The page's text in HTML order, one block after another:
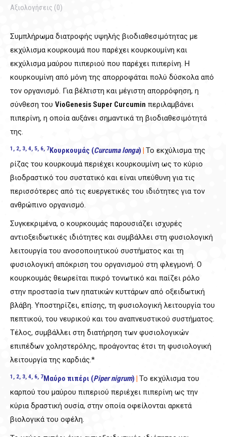
Αξιολογήσεις (0)
Συμπλήρωμα διατροφής υψηλής βιοδιαθεσιμότητας με
εκχύλισμα κουρκουμά που παρέχει κουρκουμίνη και
εκχύλισμα μαύρου πιπεριού που παρέχει πιπερίνη. Η
κουρκουμίνη από μόνη της απορροφάται πολύ δύσκολα από
τον οργανισμό. Για βέλτιστη και μέγιστη απορρόφηση, η
σύνθεση του VioGenesis Super Curcumin περιλαμβάνει
πιπερίνη, η οποία αυξάνει σημαντικά τη βιοδιαθεσιμότητά
της.
1, 2, 3, 4, 5, 6, 7Κουρκουμάς (Curcuma longa) | Το εκχύλισμα της
ρίζας του κουρκουμά περιέχει κουρκουμίνη ως το κύριο
βιοδραστικό του συστατικό και είναι υπεύθυνη για τις
περισσότερες από τις ευεργετικές του ιδιότητες για τον
ανθρώπινο οργανισμό.
Συγκεκριμένα, ο κουρκουμάς παρουσιάζει ισχυρές
αντιοξειδωτικές ιδιότητες και συμβάλλει στη φυσιολογική
λειτουργία του ανοσοποιητικού συστήματος και τη
φυσιολογική απόκριση του οργανισμού στη φλεγμονή. Ο
κουρκουμάς θεωρείται πικρό τονωτικό και παίζει ρόλο
στην προστασία των ηπατικών κυττάρων από οξειδωτική
βλάβη. Υποστηρίζει, επίσης, τη φυσιολογική λειτουργία του
πεπτικού, του νευρικού και του αναπνευστικού συστήματος.
Τέλος, συμβάλλει στη διατήρηση των φυσιολογικών
επιπέδων χοληστερόλης, προάγοντας έτσι τη φυσιολογική
λειτουργία της καρδιάς.*
1, 2, 3, 4, 6, 7Μαύρο πιπέρι (Pipernigrum) | Το εκχύλισμα του
καρπού του μαύρου πιπεριού περιέχει πιπερίνη ως την
κύρια δραστική ουσία, στην οποία οφείλονται αρκετά
βιολογικά του οφέλη.